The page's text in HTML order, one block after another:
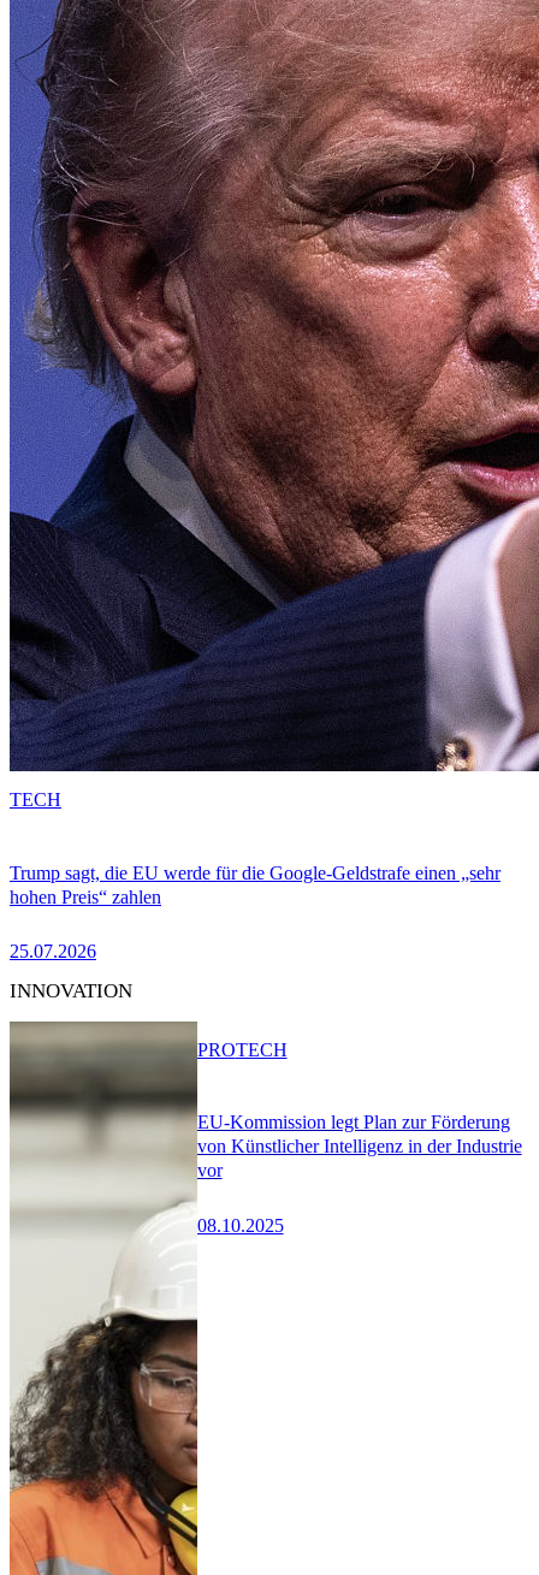
Trump sagt, die EU werde für die Google-Geldstrafe einen „sehr
hohen Preis“ zahlen
25.07.2026
TECH
INNOVATION
EU-Kommission legt Plan zur Förderung
von Künstlicher Intelligenz in der Industrie
vor
08.10.2025
PROTECH